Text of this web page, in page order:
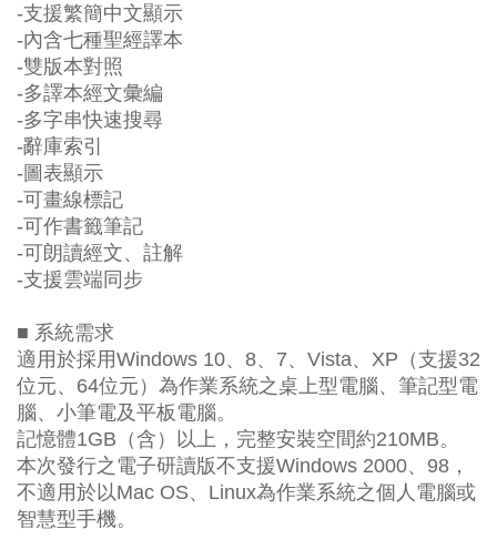
-支援繁簡中文顯示
-內含七種聖經譯本
-雙版本對照
-多譯本經文彙編
-多字串快速搜尋
-辭庫索引
-圖表顯示
-可畫線標記
-可作書籤筆記
-可朗讀經文、註解
-支援雲端同步
■ 系統需求
適用於採用Windows 10、8、7、Vista、XP（支援32
位元、64位元）為作業系統之桌上型電腦、筆記型電
腦、小筆電及平板電腦。
記憶體1GB（含）以上，完整安裝空間約210MB。
本次發行之電子研讀版不支援Windows 2000、98，
不適用於以Mac OS、Linux為作業系統之個人電腦或
智慧型手機。